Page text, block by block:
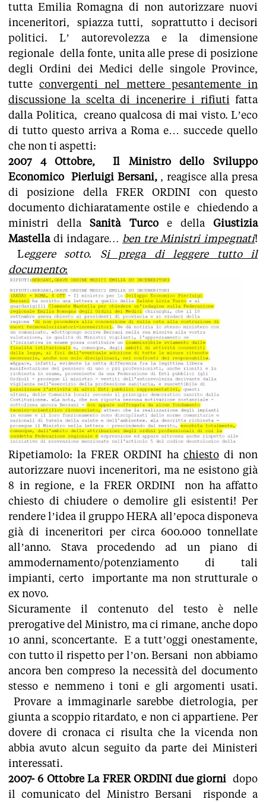
tutta Emilia Romagna di non autorizzare nuovi
inceneritori, spiazza tutti, soprattutto i decisori
politici. L’ autorevolezza e la dimensione
regionale della fonte, unita alle prese di posizione
degli Ordini dei Medici delle singole Province,
tutte convergenti nel mettere pesantemente in
discussione la scelta di incenerire i rifiuti fatta
dalla Politica, creano qualcosa di mai visto. L’eco
di tutto questo arriva a Roma e… succede quello
che non ti aspetti:
2007 4 Ottobre, Il Ministro dello Sviluppo
Economico Pierluigi Bersani, , reagisce alla presa
di posizione della FRER ORDINI con questo
documento dichiaratamente ostile e chiedendo a
ministri dellaSanità Turcoe dellaGiustizia
Mastelladi indagare… ben tre Ministri impegnati!
Leggere sotto. Si prega di leggere tutto il
documento:
Ripetiamolo: la FRER ORDINI ha chiestodi non
autorizzare nuovi inceneritori, ma ne esistono già
8 in regione, e la FRER ORDINI non ha affatto
chiesto di chiudere o demolire gli esistenti! Per
rendere l’idea il gruppo HERA all’epoca disponeva
già di inceneritori per circa 600.000 tonnellate
all’anno. Stava procedendo ad un piano di
ammodernamento/potenziamento di tali
impianti, certo importante ma non strutturale o
ex novo.
Sicuramente il contenuto del testo è nelle
prerogative del Ministro, ma ci rimane, anche dopo
10 anni, sconcertante. E a tutt’oggi onestamente,
con tutto il rispetto per l’on. Bersani non abbiamo
ancora ben compreso la necessità del documento
stesso e nemmeno i toni e gli argomenti usati.
Provare a immaginarle sarebbe dietrologia, per
giunta a scoppio ritardato, e non ci appartiene. Per
dovere di cronaca ci risulta che la vicenda non
abbia avuto alcun seguito da parte dei Ministeri
interessati.
2007- 6 Ottobre La FRER ORDINI due giorni dopo
il comunicato del Ministro Bersani risponde a